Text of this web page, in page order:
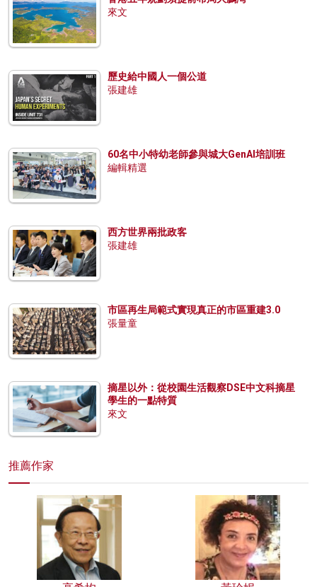
來文
歷史給中國人一個公道
張建雄
60名中小特幼老師參與城大GenAI培訓班
編輯精選
西方世界兩批政客
張建雄
市區再生局範式實現真正的市區重建3.0
張量童
摘星以外：從校園生活觀察DSE中文科摘星
學生的一點特質
來文
推薦作家